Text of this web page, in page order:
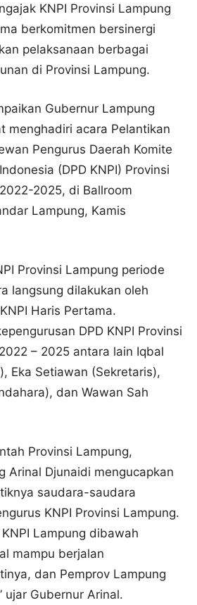
KNPI Provinsi Lampung
berkomitmen bersinergi
pelaksanaan berbagai
di Provinsi Lampung.
Gubernur Lampung
menghadiri acara Pelantikan
Pengurus Daerah Komite
(DPD KNPI) Provinsi
2025, di Ballroom
Lampung, Kamis
Provinsi Lampung periode
langsung dilakukan oleh
Haris Pertama.
DPD KNPI Provinsi
– 2025 antara lain Iqbal
Eka Setiawan (Sekretaris),
dan Wawan Sah
Provinsi Lampung,
Arinal Djunaidi mengucapkan
saudara-saudara
KNPI Provinsi Lampung.
Lampung dibawah
mampu berjalan
dan Pemprov Lampung
ujar Gubernur Arinal.